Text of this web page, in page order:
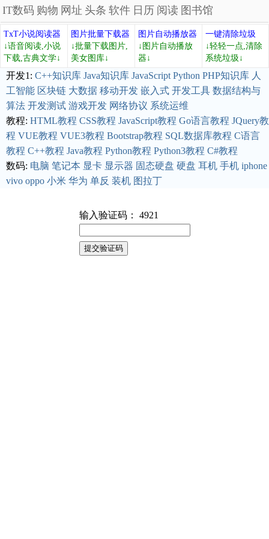
IT数码 购物 网址 头条 软件 日历 阅读 图书馆
TxT小说阅读器
↓语音阅读,小说
下载,古典文学↓
图片批量下载器
↓批量下载图片,
美女图库↓
图片自动播放器
↓图片自动播放
器↓
一键清除垃圾
↓轻轻一点,清除
系统垃圾↓
开发1: C++知识库 Java知识库 JavaScript Python PHP知识库 人
工智能 区块链 大数据 移动开发 嵌入式 开发工具 数据结构与
算法 开发测试 游戏开发 网络协议 系统运维
教程: HTML教程 CSS教程 JavaScript教程 Go语言教程 JQuery教
程 VUE教程 VUE3教程 Bootstrap教程 SQL数据库教程 C语言
教程 C++教程 Java教程 Python教程 Python3教程 C#教程
数码: 电脑 笔记本 显卡 显示器 固态硬盘 硬盘 耳机 手机 iphone
vivo oppo 小米 华为 单反 装机 图拉丁
输入验证码： 4921